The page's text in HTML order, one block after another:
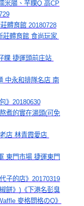
米腸、芋粿Q 高CP
體育館 20180728
莊體育館 食尚玩家
粿 捷運頭前庄站
中永和排隊名店 南
》20180630
煮的實在湯頭(可免
店 林青霞愛店
東門市場 捷運東門
子的店》20170319
餅》)《下港名彭臭
麥格問格のQ》